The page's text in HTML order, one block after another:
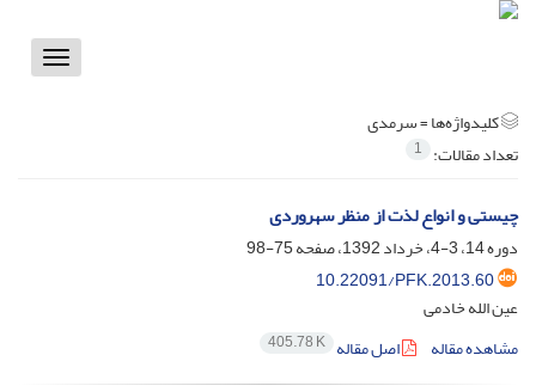
Toggle
کلیدواژه‌ها =سرمدی
تعداد مقالات: 1
چیستی و انواع لذت از منظر سهروردی
دوره 14، 3-4، خرداد 1392، صفحه
75-98
10.22091/PFK.2013.60
عین الله خادمی
مشاهده مقاله
اصل مقاله 405.78 K